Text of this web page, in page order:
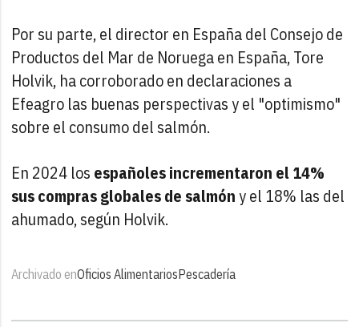
Por su parte, el director en España del Consejo de
Productos del Mar de Noruega en España, Tore
Holvik, ha corroborado en declaraciones a
Efeagro las buenas perspectivas y el "optimismo"
sobre el consumo del salmón.
En 2024 los españoles incrementaron el 14%
sus compras globales de salmóny el 18% las del
ahumado, según Holvik.
Archivado enOficios AlimentariosPescadería